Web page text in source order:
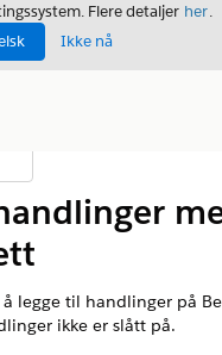
Flere detaljer her.
Ikke nå
legge til handlinger på
ikke er slått på.